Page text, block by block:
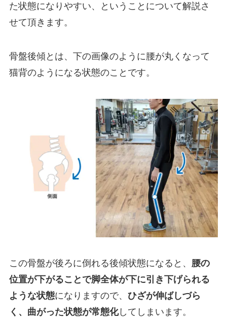
た状態になりやすい、ということについて解説さ
せて頂きます。
骨盤後傾とは、下の画像のように腰が丸くなって
猫背のようになる状態のことです。
この骨盤が後ろに倒れる後傾状態になると、 腰の
位置が下がることで脚全体が下に引き下げられる
ような状態になりますので、 ひざが伸ばしづら
く、曲がった状態が常態化してしまいます。